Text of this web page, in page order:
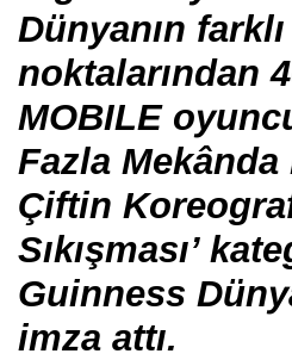
Dünyanın farklı
noktalarından
MOBILE
Fazla Mekânda
Çiftin
Sıkışması’
Guinness
imza attı.